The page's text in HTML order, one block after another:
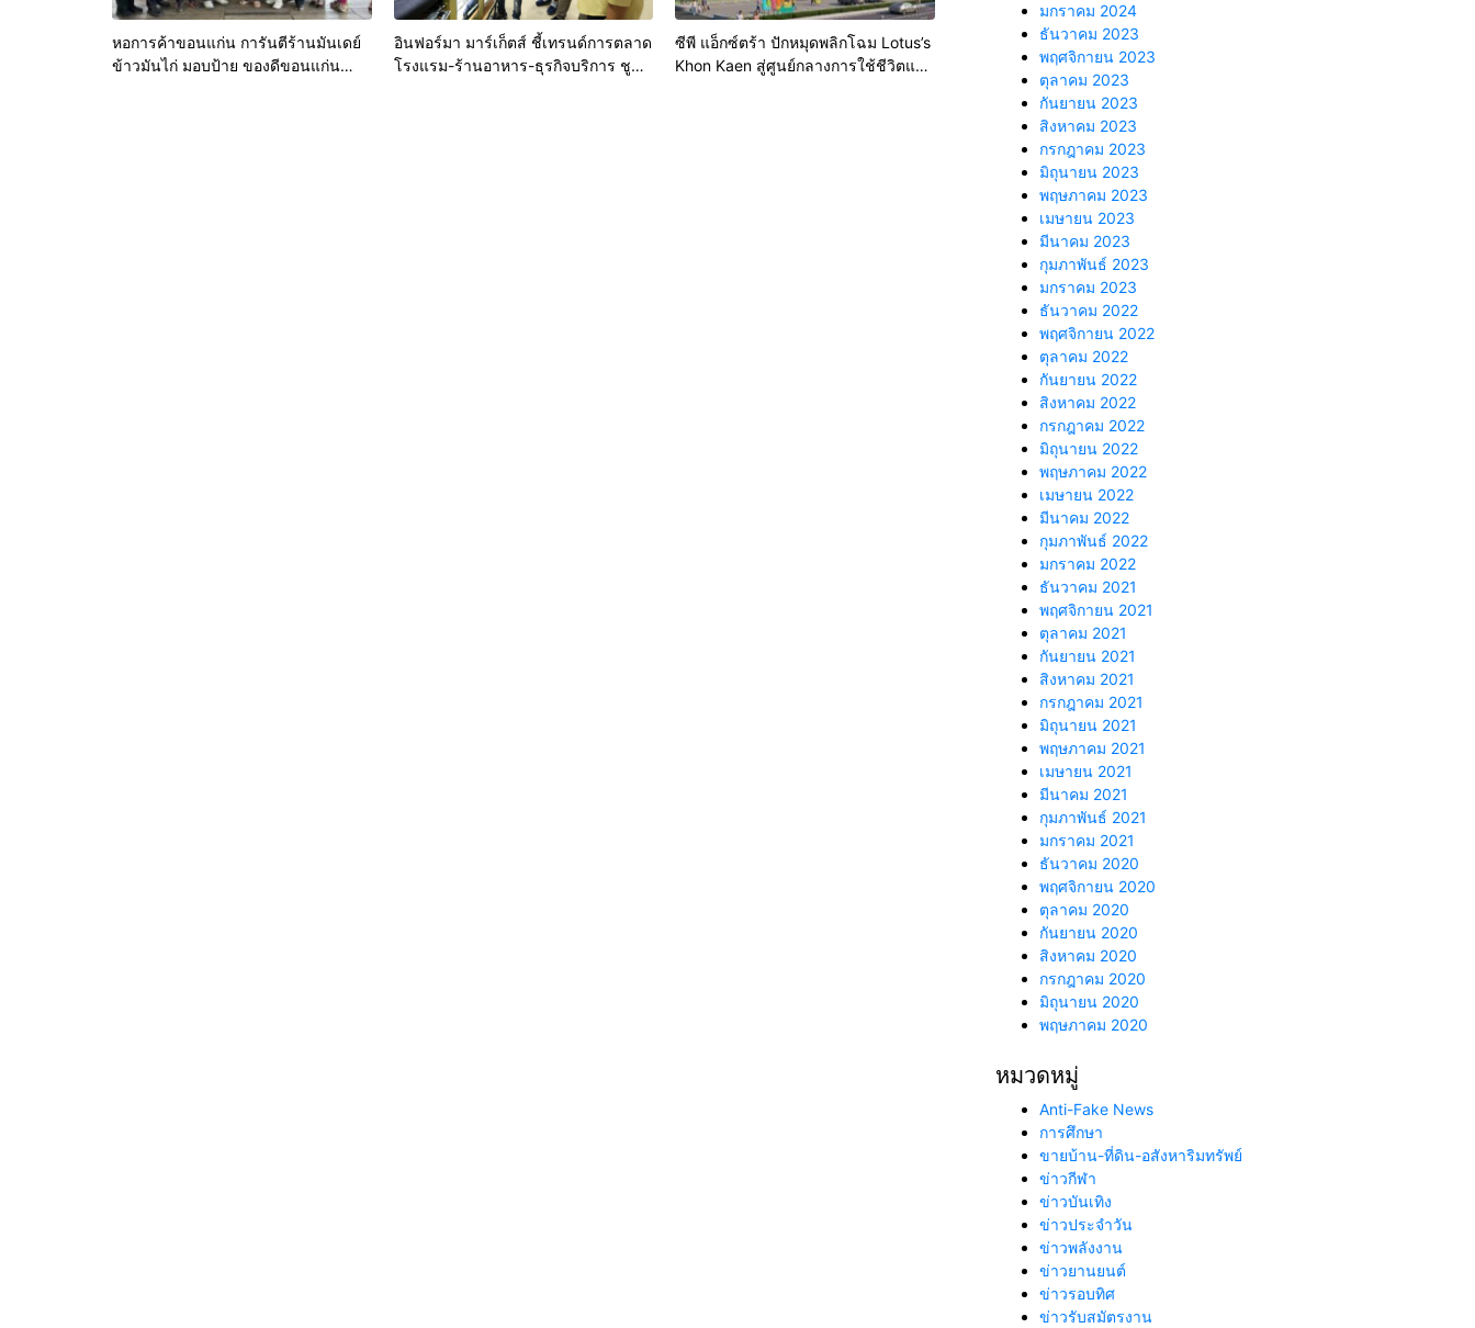
หอการค้าขอนแก่น การันตีร้านมันเดย์
ข้าวมันไก่ มอบป้าย ของดีขอนแก่น
อินฟอร์มา มาร์เก็ตส์ ชี้เทรนด์การตลาด
โรงแรม-ร้านอาหาร-ธุรกิจบริการ ชูสุข
ซีพี แอ็กซ์ตร้า ปักหมุดพลิกโฉม Lotus’s
Khon Kaen สู่ศูนย์กลางการใช้ชีวิตแห่ง
มกราคม 2024
ธันวาคม 2023
พฤศจิกายน 2023
ตุลาคม 2023
กันยายน 2023
สิงหาคม 2023
กรกฎาคม 2023
มิถุนายน 2023
พฤษภาคม 2023
เมษายน 2023
มีนาคม 2023
กุมภาพันธ์ 2023
มกราคม 2023
ธันวาคม 2022
พฤศจิกายน 2022
ตุลาคม 2022
กันยายน 2022
สิงหาคม 2022
กรกฎาคม 2022
มิถุนายน 2022
พฤษภาคม 2022
เมษายน 2022
มีนาคม 2022
กุมภาพันธ์ 2022
มกราคม 2022
ธันวาคม 2021
พฤศจิกายน 2021
ตุลาคม 2021
กันยายน 2021
สิงหาคม 2021
กรกฎาคม 2021
มิถุนายน 2021
พฤษภาคม 2021
เมษายน 2021
มีนาคม 2021
กุมภาพันธ์ 2021
มกราคม 2021
ธันวาคม 2020
พฤศจิกายน 2020
ตุลาคม 2020
กันยายน 2020
สิงหาคม 2020
กรกฎาคม 2020
มิถุนายน 2020
พฤษภาคม 2020
หมวดหมู่
Anti-Fake News
การศึกษา
ขายบ้าน-ที่ดิน-อสังหาริมทรัพย์
ข่าวกีฬา
ข่าวบันเทิง
ข่าวประจำวัน
ข่าวพลังงาน
ข่าวยานยนต์
ข่าวรอบทิศ
ข่าวรับสมัตรงาน